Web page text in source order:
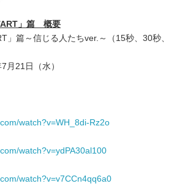
」篇 概要
～信じる人たちver.～（15秒、30秒、
21日（水）
watch?v=WH_8di-Rz2o
watch?v=ydPA30al100
watch?v=v7CCn4qq6a0